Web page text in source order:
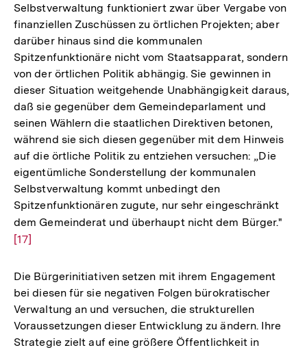
Selbstverwaltung funktioniert zwar über Vergabe von
finanziellen Zuschüssen zu örtlichen Projekten; aber
darüber hinaus sind die kommunalen
Spitzenfunktionäre nicht vom Staatsapparat, sondern
von der örtlichen Politik abhängig. Sie gewinnen in
dieser Situation weitgehende Unabhängigkeit daraus,
daß sie gegenüber dem Gemeindeparlament und
seinen Wählern die staatlichen Direktiven betonen,
während sie sich diesen gegenüber mit dem Hinweis
auf die örtliche Politik zu entziehen versuchen: „Die
eigentümliche Sonderstellung der kommunalen
Selbstverwaltung kommt unbedingt den
Spitzenfunktionären zugute, nur sehr eingeschränkt
dem Gemeinderat und überhaupt nicht dem Bürger."
[17]
Die Bürgerinitiativen setzen mit ihrem Engagement
bei diesen für sie negativen Folgen bürokratischer
Verwaltung an und versuchen, die strukturellen
Voraussetzungen dieser Entwicklung zu ändern. Ihre
Strategie zielt auf eine größere Öffentlichkeit in